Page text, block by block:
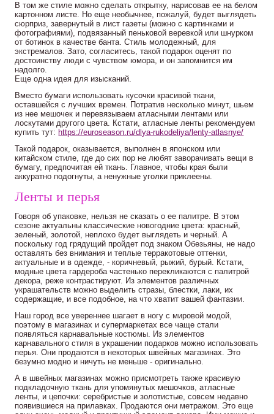
В том же стиле можно сделать открытку, нарисовав ее на белом
картонном листе. Но еще необычнее, пожалуй, будет выглядеть
сюрприз, завернутый в лист газеты (можно с картинками и
фотографиями), подвязанный пеньковой веревкой или шнурком
от ботинок в качестве банта. Стиль молодежный, для
экстремалов. Зато, согласитесь, такой подарок оценят по
достоинству люди с чувством юмора, и он запомнится им
надолго.
Еще одна идея для изысканий.
Вместо бумаги использовать кусочки красивой ткани,
оставшейся с лучших времен. Потратив несколько минут, шьем
из нее мешочек и перевязываем атласными лентами или
лоскутами другого цвета. Кстати, атласные ленты рекомендуем
купить тут: https://euroseason.ru/dlya-rukodeliya/lenty-atlasnye/
Такой подарок, оказывается, выполнен в японском или
китайском стиле, где до сих пор не любят заворачивать вещи в
бумагу, предпочитая ей ткань. Главное, чтобы края были
аккуратно подогнуты, а ненужные уголки приклеены.
Ленты и перья
Говоря об упаковке, нельзя не сказать о ее палитре. В этом
сезоне актуальны классические новогодние цвета: красный,
зеленый, золотой, неплохо будет выглядеть и черный. А
поскольку год грядущий пройдет под знаком Обезьяны, не надо
оставлять без внимания и теплые терракотовые оттенки,
актуальные и в одежде, - коричневый, рыжий, бурый. Кстати,
модные цвета гардероба частенько перекликаются с палитрой
декора, реже контрастируют. Из элементов различных
украшательств можно выделить стразы, блестки, лаки, их
содержащие, и все подобное, на что хватит вашей фантазии.
Наш город все увереннее шагает в ногу с мировой модой,
поэтому в магазинах и супермаркетах все чаще стали
появляться карнавальные костюмы. Из элементов
карнавального стиля в украшении подарков можно использовать
перья. Они продаются в некоторых швейных магазинах. Это
безумно модно и ничуть не меньше - оригинально.
А в швейных магазинах можно присмотреть также красивую
подкладочную ткань для упомянутых мешочков, атласные
ленты, и цепочки: серебристые и золотистые, совсем недавно
появившиеся на прилавках. Продаются они метражом. Это еще